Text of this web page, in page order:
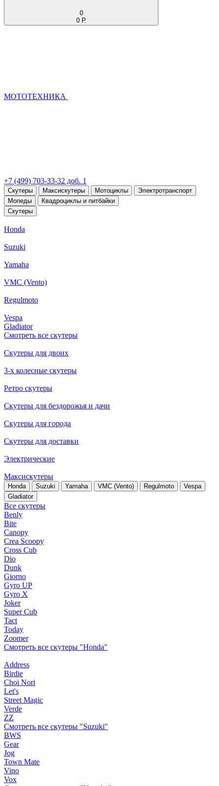
0
0 Р.
МОТОТЕХНИКА
+7 (499) 703-33-32 доб. 1
Скутеры Максискутеры Мотоциклы
Электротранспорт
Мопеды
Квадроциклы и питбайки
Скутеры
Honda
Suzuki
Yamaha
VMC (Vento)
Regulmoto
Vespa
Gladiator
Смотреть все скутеры
Скутеры для двоих
3-х колесные скутеры
Ретро скутеры
Скутеры для бездорожья и дачи
Скутеры для города
Скутеры для доставки
Электрические
Максискутеры
Honda Suzuki Yamaha VMC (Vento) Regulmoto
Vespa
Gladiator
Все скутеры
Benly
Bite
Canopy
Crea Scoopy
Cross Cub
Dio
Dunk
Giorno
Gyro UP
Gyro X
Joker
Super Cub
Tact
Today
Zoomer
Смотреть все скутеры "Honda"
Address
Birdie
Choi Nori
Let's
Street Magic
Verde
ZZ
Смотреть все скутеры "Suzuki"
BWS
Gear
Jog
Town Mate
Vino
Vox